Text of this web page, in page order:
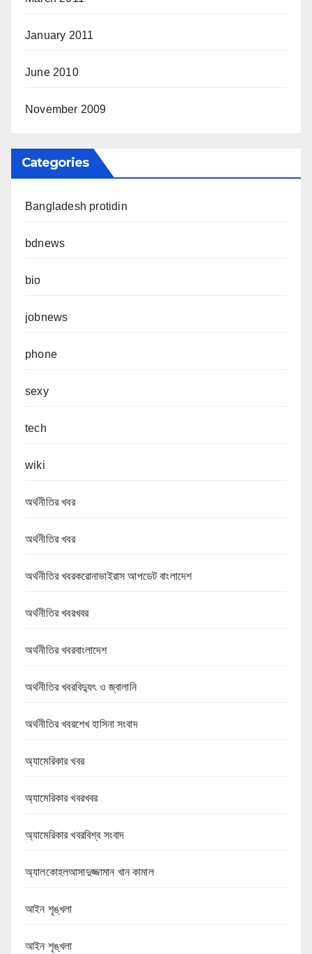
January 2011
June 2010
November 2009
Categories
Bangladesh protidin
bdnews
bio
jobnews
phone
sexy
tech
wiki
অর্থনীতির খবর
অর্থনীতির খবর
অর্থনীতির খবরকরোনাভাইরাস আপডেট বাংলাদেশ
অর্থনীতির খবরখবর
অর্থনীতির খবরবাংলাদেশ
অর্থনীতির খবরবিদ্যুৎ ও জ্বালানি
অর্থনীতির খবরশেখ হাসিনা সংবাদ
অ্যামেরিকার খবর
অ্যামেরিকার খবরখবর
অ্যামেরিকার খবরবিশ্ব সংবাদ
অ্যালকোহলআসাদুজ্জামান খান কামাল
আইন শৃঙ্খলা
আইন শৃঙ্খলা